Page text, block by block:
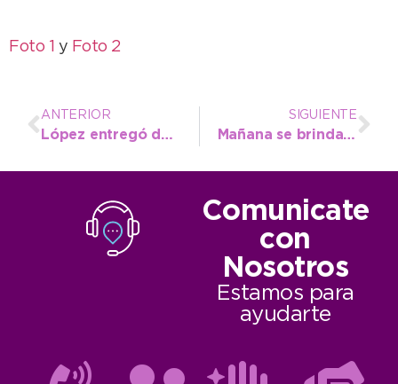
Foto 1 y Foto 2
ANTERIOR
López entregó documentación de Personería Jurídica a 15 instituciones
SIGUIENTE
Mañana se brindará una charla gratuita sobre Alimentación Saludable
Comunicate
con
Nosotros
Estamos para
ayudarte